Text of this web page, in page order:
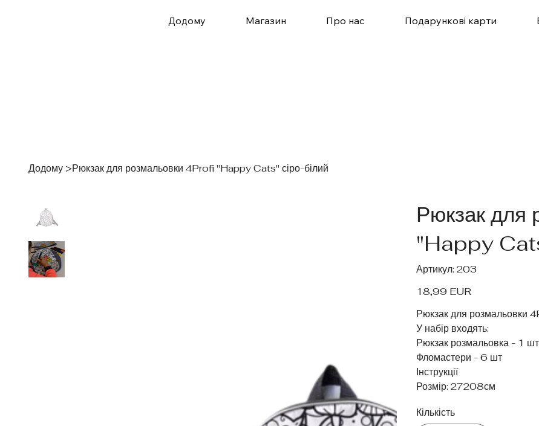
Додому Магазин Про нас Подарункові карти
Додому >Рюкзак для розмальовки 4Profi "Happy Cats" сіро-білий
Рюкзак для
"Happy
Артикул: Артикул
203
203
Ціна
18,99 EUR
Рюкзак для розмальовки
У набір входять:
Рюкзак розмальовка - 1 шт
Фломастери - 6 шт
Інструкції
Розмір: 27208см
Кількість